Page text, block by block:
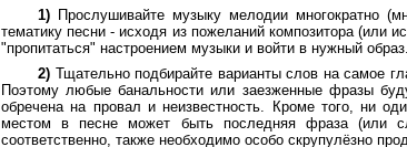
1) Прослушивайте музыку мелодии многократно
тематику песни - исходя из пожеланий композитора (или
"пропитаться" настроением музыки и войти в нужный образ.
2) Тщательно подбирайте варианты слов на самое
Поэтому любые банальности или заезженные фразы
обречена на провал и неизвестность. Кроме того, ни
местом в песне может быть последняя фраза (или
соответственно, также необходимо особо скрупулёзно